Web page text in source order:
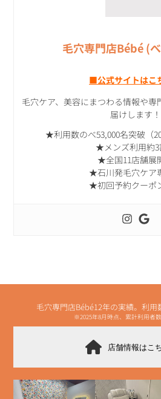
毛穴専門店Bébé (
■公式サイトはこ
毛穴ケア、美容にまつわる情報や
届けします！
★利用数のべ53,000名突破（
★メンズ利用約3
★全国11店舗展
★石川発毛穴ケア
★初回予約クーポ
毛穴専門店Bébé12年の実績。利用
※2025年8月時点、累計利用者数
店舗情報はこ